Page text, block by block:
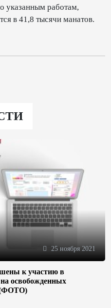
указанным работам,
в 41,8 тысячи манатов.
25 ноября 2021
к участию в
освобожденных
(ФОТО)